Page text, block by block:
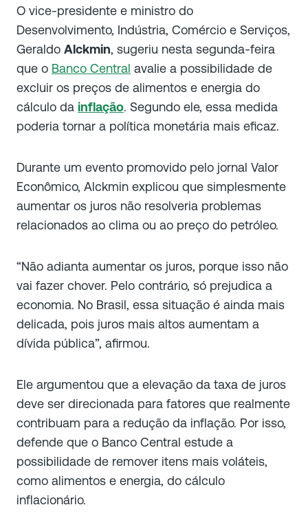
O vice-presidente e ministro do
Desenvolvimento, Indústria, Comércio e Serviços,
Geraldo Alckmin, sugeriu nesta segunda-feira
que o Banco Central avalie a possibilidade de
excluir os preços de alimentos e energia do
cálculo da inflação. Segundo ele, essa medida
poderia tornar a política monetária mais eficaz.
Durante um evento promovido pelo jornal Valor
Econômico, Alckmin explicou que simplesmente
aumentar os juros não resolveria problemas
relacionados ao clima ou ao preço do petróleo.
“Não adianta aumentar os juros, porque isso não
vai fazer chover. Pelo contrário, só prejudica a
economia. No Brasil, essa situação é ainda mais
delicada, pois juros mais altos aumentam a
dívida pública”, afirmou.
Ele argumentou que a elevação da taxa de juros
deve ser direcionada para fatores que realmente
contribuam para a redução da inflação. Por isso,
defende que o Banco Central estude a
possibilidade de remover itens mais voláteis,
como alimentos e energia, do cálculo
inflacionário.